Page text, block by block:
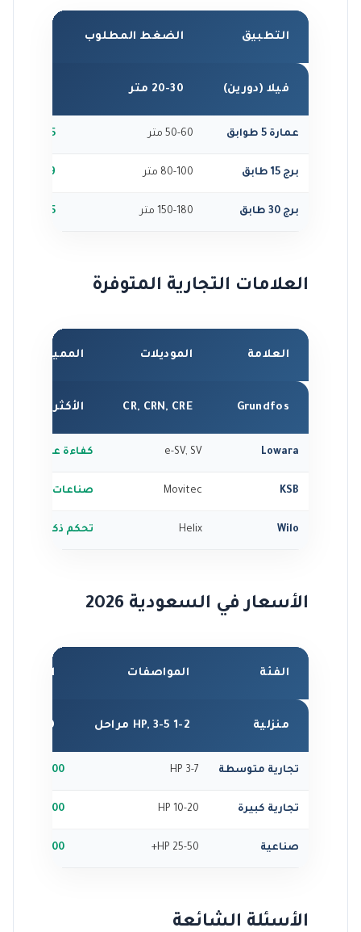
التطبيق الضغط المطلوب
فيلا (دورين) 20-30 متر
عمارة 5 طوابق 50-60 متر 4-5
برج 15 طابق 80-100 متر 7-9
برج 30 طابق 150-180 متر 12-15
العلامات التجارية المتوفرة
العلامة الموديلات المميزات
Grundfos
CR, CRN, CRE الأكثر انتشاراً
Lowara
e-SV, SV كفاءة عالية IE5
KSB
Movitec صناعات ثقيلة
Wilo
Helix تحكم ذكي
الأسعار في السعودية 2026
الفئة المواصفات السعر
منزلية 1-2 HP, 3-5 مراحل 2,500 - 5,000
تجارية متوسطة 3-7 HP
6,000 - 15,000
تجارية كبيرة 10-20 HP
18,000 - 35,000
صناعية 25-50 HP+
40,000 - 100,000+
الأسئلة الشائعة